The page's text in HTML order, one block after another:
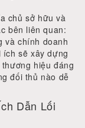
chủ sở hữu và
bên liên quan:
và chính doanh
sẽ xây dựng
hiệu đáng
đối thủ nào dễ
Dẫn Lối